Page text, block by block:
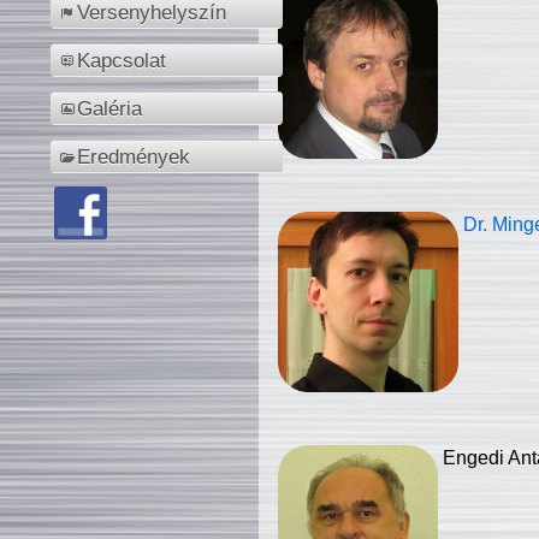
Versenyhelyszín
Kapcsolat
Galéria
Eredmények
Dr.
Engedi